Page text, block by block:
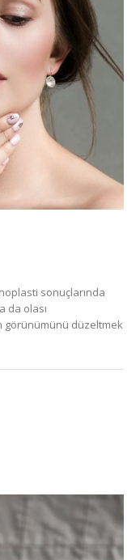
sonuçlarında
da olası
düzeltmek